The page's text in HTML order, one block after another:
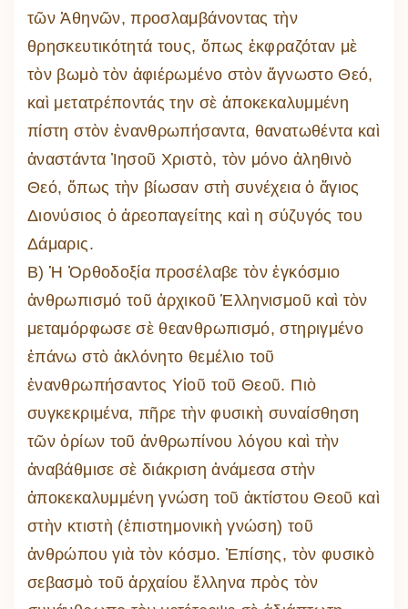
τῶν Ἀθηνῶν, προσλαμβάνοντας τὴν
θρησκευτικότητά τους, ὅπως ἐκφραζόταν μὲ
τὸν βωμὸ τὸν ἀφιέρωμένο στὸν ἄγνωστο Θεό,
καὶ μετατρέποντάς την σὲ ἀποκεκαλυμμένη
πίστη στὸν ἐνανθρωπήσαντα, θανατωθέντα καὶ
ἀναστάντα Ἰησοῦ Χριστὸ, τὸν μόνο ἀληθινὸ
Θεό, ὅπως τὴν βίωσαν στὴ συνέχεια ὁ ἅγιος
Διονύσιος ὁ ἀρεοπαγείτης καὶ η σύζυγός του
Δάμαρις.
Β) Ἡ Ὀρθοδοξία προσέλαβε τὸν ἐγκόσμιο
ἀνθρωπισμό τοῦ ἀρχικοῦ Ἑλληνισμοῦ καὶ τὸν
μεταμόρφωσε σὲ θεανθρωπισμό, στηριγμένο
ἐπάνω στὸ ἀκλόνητο θεμέλιο τοῦ
ἐνανθρωπήσαντος Υἱοῦ τοῦ Θεοῦ. Πιὸ
συγκεκριμένα, πῆρε τὴν φυσικὴ συναίσθηση
τῶν ὁρίων τοῦ ἀνθρωπίνου λόγου καὶ τὴν
ἀναβάθμισε σὲ διάκριση ἀνάμεσα στὴν
ἀποκεκαλυμμένη γνώση τοῦ ἀκτίστου Θεοῦ καὶ
στὴν κτιστὴ (ἐπιστημονικὴ γνώση) τοῦ
ἀνθρώπου γιὰ τὸν κόσμο. Ἐπίσης, τὸν φυσικὸ
σεβασμὸ τοῦ ἀρχαίου ἕλληνα πρὸς τὸν